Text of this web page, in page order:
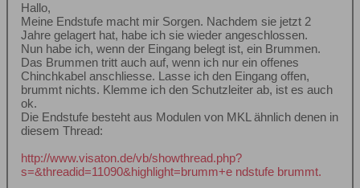
Hallo,
Meine Endstufe macht mir Sorgen. Nachdem sie jetzt 2
Jahre gelagert hat, habe ich sie wieder angeschlossen.
Nun habe ich, wenn der Eingang belegt ist, ein Brummen.
Das Brummen tritt auch auf, wenn ich nur ein offenes
Chinchkabel anschliesse. Lasse ich den Eingang offen,
brummt nichts. Klemme ich den Schutzleiter ab, ist es auch
ok.
Die Endstufe besteht aus Modulen von MKL ähnlich denen in
diesem Thread:
http://www.visaton.de/vb/showthread.php?
s=&threadid=11090&highlight=brumm+e ndstufe brummt.